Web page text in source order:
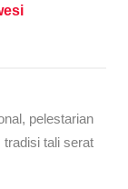
, pelestarian
tradisi tali serat